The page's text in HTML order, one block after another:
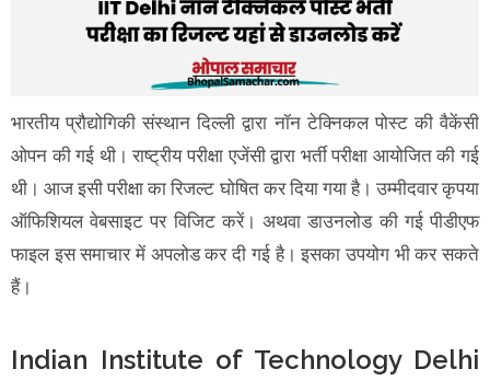
भारतीय प्रौद्योगिकी संस्थान दिल्ली द्वारा नॉन टेक्निकल पोस्ट की वैकेंसी
ओपन की गई थी। राष्ट्रीय परीक्षा एजेंसी द्वारा भर्ती परीक्षा आयोजित की गई
थी। आज इसी परीक्षा का रिजल्ट घोषित कर दिया गया है। उम्मीदवार कृपया
ऑफिशियल वेबसाइट पर विजिट करें। अथवा डाउनलोड की गई पीडीएफ
फाइल इस समाचार में अपलोड कर दी गई है। इसका उपयोग भी कर सकते
हैं।
Indian Institute of Technology Delhi